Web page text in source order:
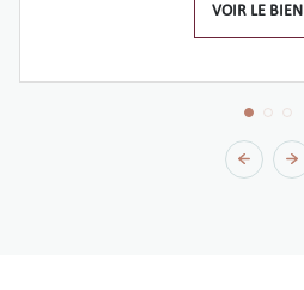
VOIR LE BIEN